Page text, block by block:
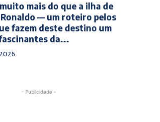
mais do que a ilha de
— um roteiro pelos
fazem deste destino um
da...
- Publicidade -